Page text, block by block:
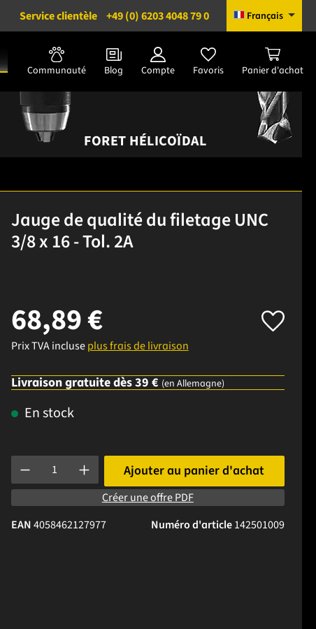
Service clientèle +49 (0) 6203 4048 79 0 Français
Communauté Blog Compte Favoris Panier d'achat
FORET HÉLICOÏDAL
Jauge de qualité du filetage UNC
3/8 x 16 - Tol. 2A
68,89 €
Prix TVA incluseplus frais de livraison
Livraison gratuite dès 39 € (en Allemagne)
En stock
Quantité de produit : Entrez la quantité souhaitée ou utilisez
Ajouter au panier d'achat
Créer une offre PDF
Numéro d'article142501009
EAN4058462127977